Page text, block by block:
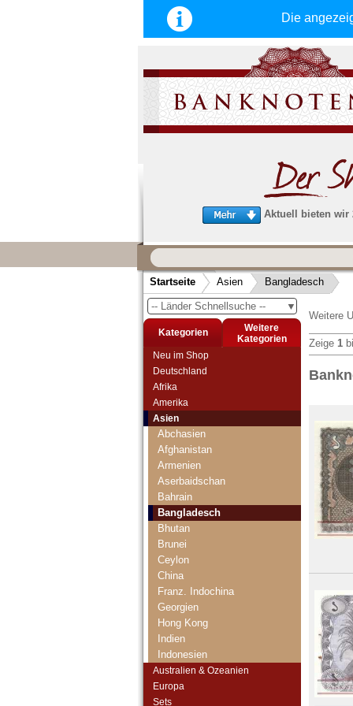
Die
Aktuell bieten wir
schnellen, sicheren und
Service
Schneller und sicherer Versand-
Bestellungen werktags bis 14:00 Uhr,
noch am selben Tag verschickt
(Versand mit DHL oder Deutsche Post)
Startseite Asien Bangladesch
▼
-- Länder Schnellsuche --
Kategorien
Weitere
Kategorien
Neu im Shop
Deutschland
Afrika
Amerika
Asien
Abchasien
Afghanistan
Armenien
Aserbaidschan
Bahrain
Bangladesch
Bhutan
Brunei
Ceylon
China
Franz. Indochina
Georgien
Hong Kong
Indien
Indonesien
Irak
Iran
Iranisch Aserbaidschan
Australien & Ozeanien
Europa
Sets
Weitere
Zeige 1